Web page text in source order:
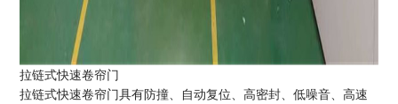
拉链式快速卷帘门
拉链式快速卷帘门具有防撞、自动复位、高密封、低噪音、高速